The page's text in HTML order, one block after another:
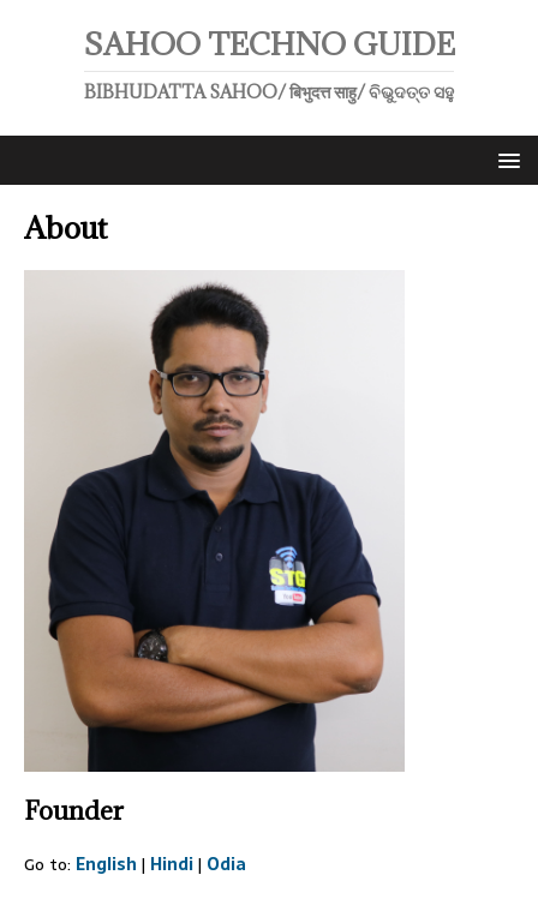
SAHOO TECHNO GUIDE
BIBHUDATTA SAHOO/ बिभुदत्त साहु/ ବିଭୁଦତ୍ତ ସହୁ
About
Founder
Go to: English | Hindi| Odia